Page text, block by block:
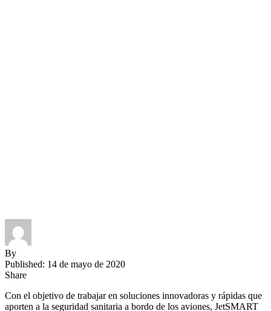
By
Published: 14 de mayo de 2020
Share
Con el objetivo de trabajar en soluciones innovadoras y rápidas que
aporten a la seguridad sanitaria a bordo de los aviones, JetSMART